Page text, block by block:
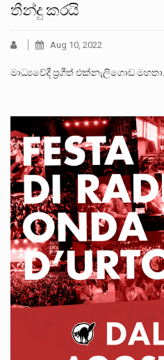
තීන්දු කරයි
Aug 10, 2022
මාධ්‍යවේදී ප්‍රගීත් එක්නැලිගොඩ මහතා…